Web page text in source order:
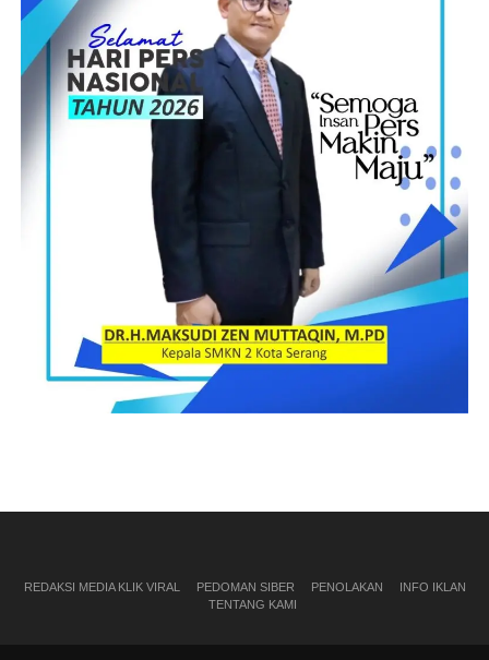
REDAKSI MEDIA KLIK VIRAL PEDOMAN SIBER PENOLAKAN
INFO IKLAN
TENTANG KAMI